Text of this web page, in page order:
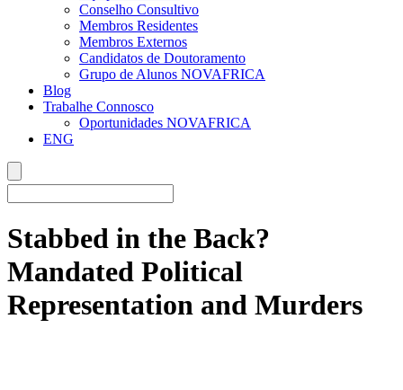
Conselho Consultivo
Membros Residentes
Membros Externos
Candidatos de Doutoramento
Grupo de Alunos NOVAFRICA
Blog
Trabalhe Connosco
Oportunidades NOVAFRICA
ENG
Stabbed in the Back?
Mandated Political
Representation and Murders